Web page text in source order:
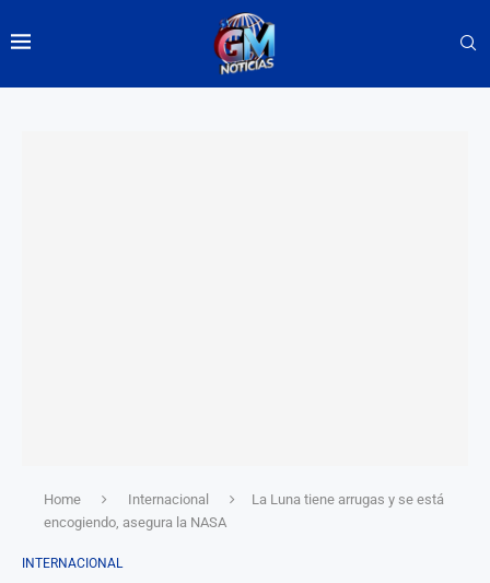
Home Internacional
La Luna tiene arrugas y se está
encogiendo, asegura la NASA
INTERNACIONAL